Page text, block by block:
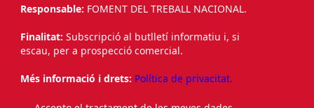
Responsable: FOMENT DEL TREBALL NACIONAL.
Finalitat: Subscripció al butlletí informatiu i, si
escau, per a prospecció comercial.
Més informació i drets: Política de privacitat.